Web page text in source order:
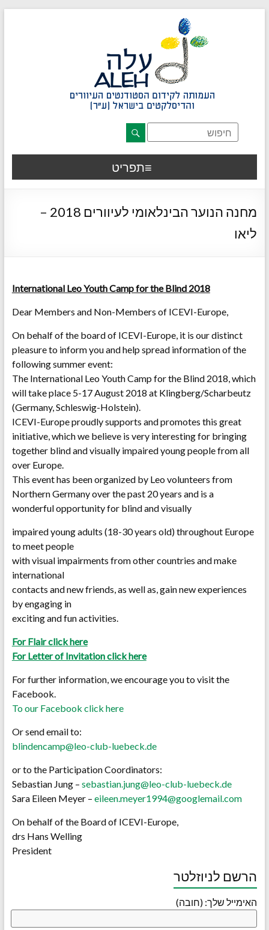
דלג לתוכן רצוי/Skip to content
חלק תחתון באתר
תפריט
מחנה הנוער הבינלאומי לעיוורים 2018 –
ליאו
International Leo Youth Camp for the Blind 2018
Dear Members and Non-Members of ICEVI-Europe,
On behalf of the board of ICEVI-Europe, it is our distinct
pleasure to inform you and help spread information of the
following summer event:
The International Leo Youth Camp for the Blind 2018, which
will take place 5-17 August 2018 at Klingberg/Scharbeutz
(Germany, Schleswig-Holstein).
ICEVI-Europe proudly supports and promotes this great
initiative, which we believe is very interesting for bringing
together blind and visually impaired young people from all
over Europe.
This event has been organized by Leo volunteers from
Northern Germany over the past 20 years and is a
wonderful opportunity for blind and visually
impaired young adults (18-30 years old) throughout Europe
to meet people
with visual impairments from other countries and make
international
contacts and new friends, as well as, gain new experiences
by engaging in
exciting and fun activities.
For Flair click here
For Letter of Invitation click here
For further information, we encourage you to visit the
Facebook.
To our Facebook click here
Or send email to:
blindencamp@leo-club-luebeck.de
or to the Participation Coordinators:
Sebastian Jung – sebastian.jung@leo-club-luebeck.de
Sara Eileen Meyer – eileen.meyer1994@googlemail.com
On behalf of the Board of ICEVI-Europe,
drs Hans Welling
President
הרשם לניוזלטר
האימייל שלך: (חובה)